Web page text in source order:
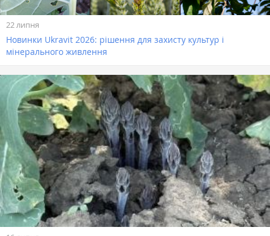
22 липня
Новинки Ukravit 2026: рішення для захисту культур і
мінерального живлення